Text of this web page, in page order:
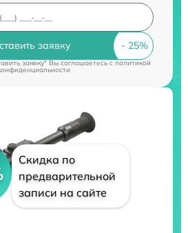
заявку
заявку" Вы соглашаетесь cполитикой
Скидка по
предварительной
записи на сайте